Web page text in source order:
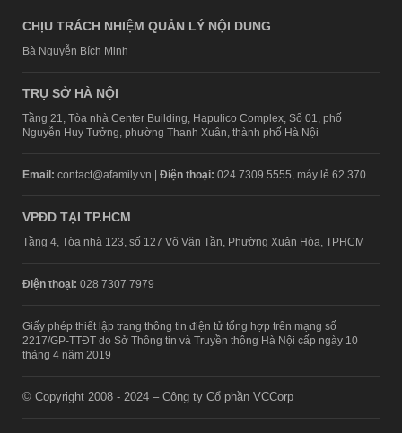
CHỊU TRÁCH NHIỆM QUẢN LÝ NỘI DUNG
Bà Nguyễn Bích Minh
TRỤ SỞ HÀ NỘI
Tầng 21, Tòa nhà Center Building, Hapulico Complex, Số 01, phố
Nguyễn Huy Tưởng, phường Thanh Xuân, thành phố Hà Nội
Email: contact@afamily.vn | Điện thoại: 024 7309 5555, máy lẻ 62.370
VPĐD TẠI TP.HCM
Tầng 4, Tòa nhà 123, số 127 Võ Văn Tần, Phường Xuân Hòa, TPHCM
Điện thoại: 028 7307 7979
Giấy phép thiết lập trang thông tin điện tử tổng hợp trên mạng số
2217/GP-TTĐT do Sở Thông tin và Truyền thông Hà Nội cấp ngày 10
tháng 4 năm 2019
© Copyright 2008 - 2024 – Công ty Cổ phần VCCorp